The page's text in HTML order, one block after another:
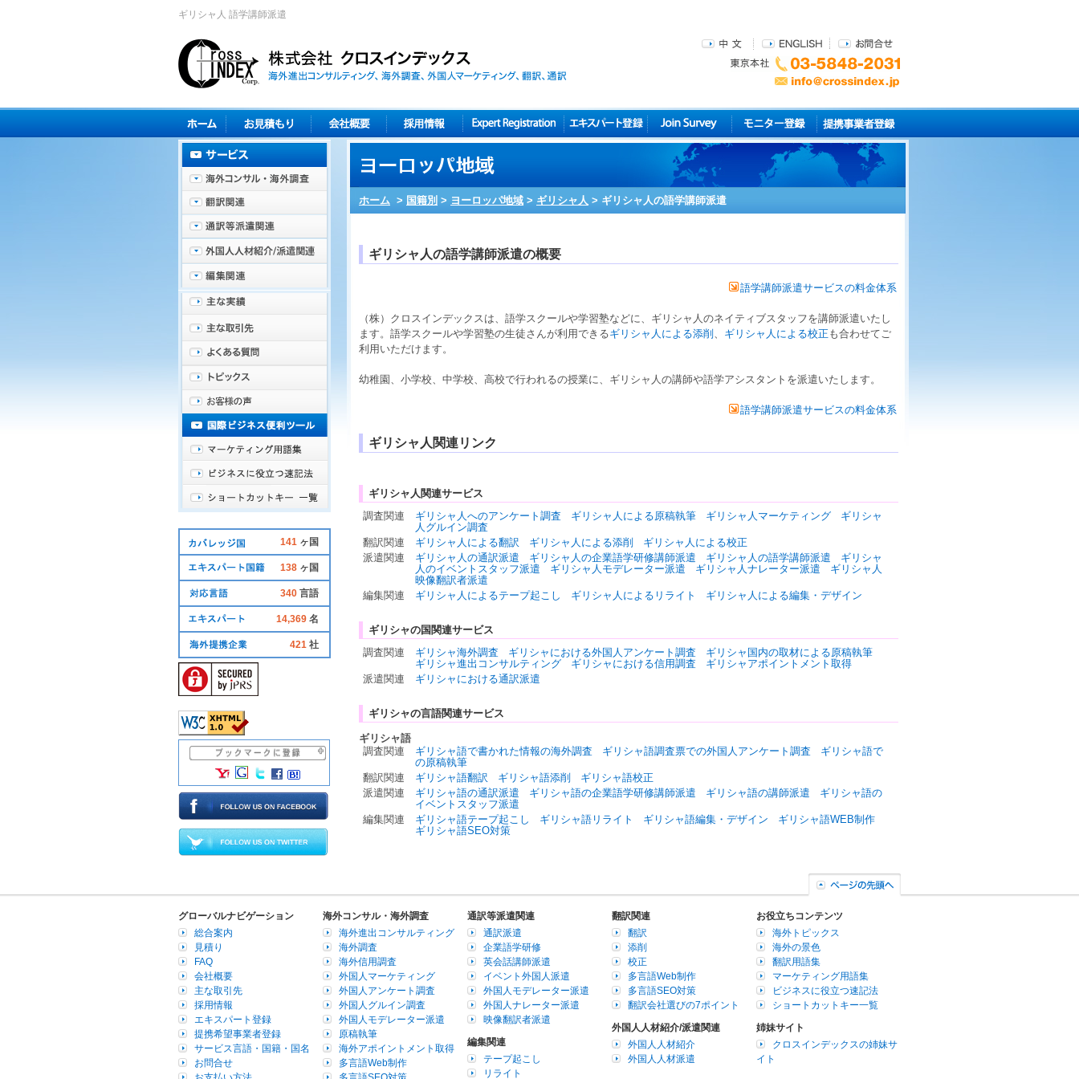
ギリシャ人 語学講師派遣
ホーム > 国籍別 > ヨーロッパ地域 > ギリシャ人 > ギリシャ人の語学講師派遣
ギリシャ人の語学講師派遣の概要
語学講師派遣サービスの料金体系
（株）クロスインデックスは、 語学スクールや学習塾などに、 ギリシャ人のネイティブスタッフを講師派遣いたし
ます。 語学スクールや学習塾の生徒さんが利用できるギリシャ人による添削 、 ギリシャ人による校正 も合わせてご
利用いただけます。
幼稚園、小学校、中学校、高校で行われるの授業に、 ギリシャ人の講師や語学アシスタント を派遣いたします。
語学講師派遣サービスの料金体系
ギリシャ人関連リンク
ギリシャ人関連サービス
調査関連
ギリシャ人へのアンケート調査 ギリシャ人による原稿執筆 ギリシャ人マーケティング
ギリシャ
人グルイン調査
翻訳関連
ギリシャ人による翻訳 ギリシャ人による添削
ギリシャ人による校正
派遣関連
ギリシャ人の通訳派遣 ギリシャ人の企業語学研修講師派遣 ギリシャ人の語学講師派遣
ギリシャ
人のイベントスタッフ派遣
ギリシャ人モデレーター派遣 ギリシャ人ナレーター派遣
ギリシャ人
映像翻訳者派遣
編集関連
ギリシャ人によるテープ起こし ギリシャ人によるリライト ギリシャ人による編集・デザイン
ギリシャの国関連サービス
調査関連
ギリシャ海外調査 ギリシャにおける外国人アンケート調査
ギリシャ国内の取材による原稿執筆
ギリシャ進出コンサルティング
ギリシャにおける信用調査
ギリシャアポイントメント取得
派遣関連
ギリシャにおける通訳派遣
ギリシャの言語関連サービス
ギリシャ語
調査関連
ギリシャ語で書かれた情報の海外調査 ギリシャ語調査票での外国人アンケート調査
ギリシャ語で
の原稿執筆
翻訳関連
ギリシャ語翻訳 ギリシャ語添削
ギリシャ語校正
派遣関連
ギリシャ語の通訳派遣 ギリシャ語の企業語学研修講師派遣 ギリシャ語の講師派遣
ギリシャ語の
イベントスタッフ派遣
編集関連
ギリシャ語テープ起こし ギリシャ語リライト ギリシャ語編集・デザイン
ギリシャ語WEB制作
ギリシャ語SEO対策
141 ヶ国
138 ヶ国
340 言語
14,369 名
421 社
グローバルナビゲーション
総合案内
見積り
FAQ
会社概要
主な取引先
採用情報
エキスパート登録
提携希望事業者登録
サービス言語・国籍・国名
お問合せ
海外コンサル・海外調査
海外進出コンサルティング
海外調査
海外信用調査
外国人マーケティング
外国人アンケート調査
外国人グルイン調査
外国人モデレーター派遣
原稿執筆
海外アポイントメント取得
多言語Web制作
通訳等派遣関連
通訳派遣
企業語学研修
英会話講師派遣
イベント外国人派遣
外国人モデレーター派遣
外国人ナレーター派遣
映像翻訳者派遣
編集関連
テープ起こし
リライト
翻訳関連
翻訳
添削
校正
多言語Web制作
多言語SEO対策
翻訳会社選びの7ポイント
外国人人材紹介/派遣関連
外国人人材紹介
外国人人材派遣
お役立ちコンテンツ
海外トピックス
海外の景色
翻訳用語集
マーケティング用語集
ビジネスに役立つ速記法
ショートカットキー一覧
姉妹サイト
クロスインデックスの姉妹サ
イト